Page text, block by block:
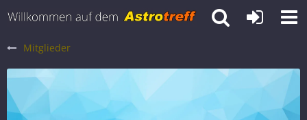
Mitglieder